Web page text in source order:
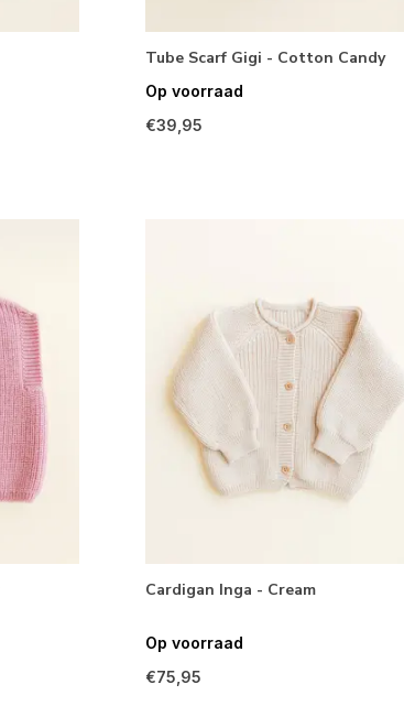
Tube Scarf Gigi - Cotton Candy
Op voorraad
€39,95
Cardigan Inga - Cream
Op voorraad
€75,95